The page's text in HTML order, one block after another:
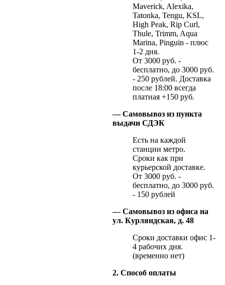
Maverick, Alexika,
Tatonka, Tengu, KSL,
High Peak, Rip Curl,
Thule, Trimm, Aqua
Marina, Pinguin - плюс
1-2 дня.
От 3000 руб. -
бесплатно, до 3000 руб.
- 250 рублей. Доставка
после 18:00 всегда
платная +150 руб.
— Самовывоз из пункта
выдачи СДЭК
Есть на каждой
станции метро.
Сроки как при
курьерской доставке.
От 3000 руб. -
бесплатно, до 3000 руб.
- 150 рублей
— Самовывоз из офиса на
ул. Курляндская, д. 48
Сроки доставки офис 1-
4 рабочих дня.
(временно нет)
2. Способ оплаты